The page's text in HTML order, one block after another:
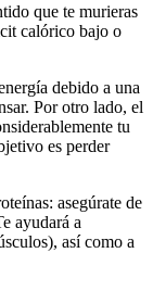
que te murieras
calórico bajo o
debido a una
Por otro lado, el
tu
es perder
asegúrate de
ayudará a
así como a